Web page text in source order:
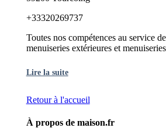
+33320269737
Toutes nos compétences au service
menuiseries extérieures et
Lire la suite
Retour à l'accueil
À propos de maison.fr